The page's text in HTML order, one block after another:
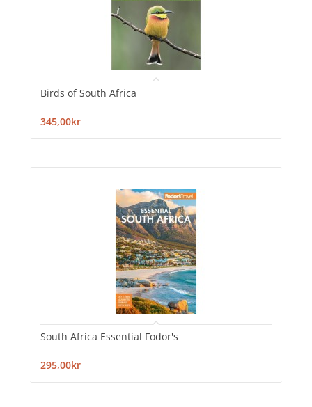
Birds of South Africa
345,00kr
South Africa Essential Fodor's
295,00kr